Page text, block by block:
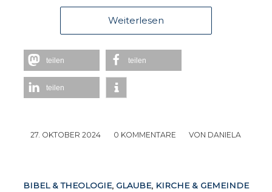
Weiterlesen
teilen teilen
teilen
27. OKTOBER 2024
/ 0 KOMMENTARE
/ VON DANIELA
BIBEL & THEOLOGIE, GLAUBE, KIRCHE & GEMEINDE